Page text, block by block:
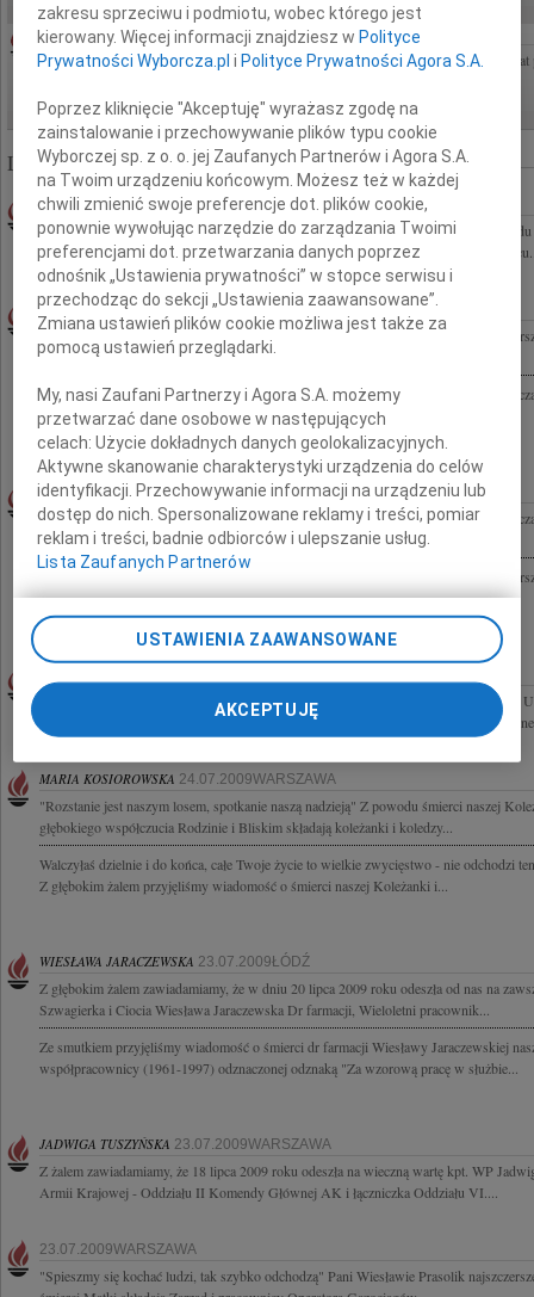
MAŁGORZATA KOŚCIELSKA05.08.2026CAŁA POLSKA
Z ogromny żalem żegnam Profesor Małgorzatę Kościelską Wprowadzała mnie w
Liczba znalezionych nekrologów: 322 864
SŁAWOMIR ZAWADZKI24.07.2009WARSZAWA
Z głębokim żalem żegnamy Sławomira Zawadzkiego członka Rady Nadzorczej
Rada Nadzorcza, Zarząd Pałacu Kultury i Nauki Sp. z o.o., pracownicy Zarządu
ZBIGNIEW CZAJKA24.07.2009WARSZAWA
Z głębokim żalem żegnamy naszego Przyjaciela i wielkiego działacza szachowego
Rodzinie składamy wyrazy głębokiego współczucia Maria, Jan, Bartłomiej Macieja
Z głębokim żalem żegnamy wielkiego działacza szachowego Polski i stolicy, a
Czajkę Rodzinie składamy wyrazy głębokiego współczucia zawodnicy i działacze...
ZBIGNIEW CZAJKA24.07.2009WARSZAWA
Z głębokim żalem żegnamy wielkiego działacza szachowego Polski i stolicy, a
Czajkę Rodzinie składamy wyrazy głębokiego współczucia zawodnicy i działacze...
Z głębokim żalem żegnamy naszego Przyjaciela i wielkiego działacza szachowego
Rodzinie składamy wyrazy głębokiego współczucia Maria, Jan, Bartłomiej Macieja
Z głębokim smutkiem i żalem przyjąłem śmierć Krzysztofa Książka Byłego dyrektora
Warszawie - Wydział Sportu i Turystyki. Znakomitego działacza sportowego i
MARIA KOSIOROWSKA 24.07.2009WARSZAWA
"Rozstanie jest naszym losem, spotkanie naszą nadzieją" Z powodu śmierci naszej
głębokiego współczucia Rodzinie i Bliskim składają koleżanki i koledzy...
Walczyłaś dzielnie i do końca, całe Twoje życie to wielkie zwycięstwo - nie odchodzi
Z głębokim żalem przyjęliśmy wiadomość o śmierci naszej Koleżanki i...
WIESŁAWA JARACZEWSKA 23.07.2009ŁÓDŹ
Z głębokim żalem zawiadamiamy, że w dniu 20 lipca 2009 roku odeszła od nas na
Szwagierka i Ciocia Wiesława Jaraczewska Dr farmacji, Wieloletni pracownik...
Ze smutkiem przyjęliśmy wiadomość o śmierci dr farmacji Wiesławy Jaraczewskiej
współpracownicy (1961-1997) odznaczonej odznaką "Za wzorową pracę w służbie...
JADWIGA TUSZYŃSKA 23.07.2009WARSZAWA
Z żalem zawiadamiamy, że 18 lipca 2009 roku odeszła na wieczną wartę kpt. WP
Armii Krajowej - Oddziału II Komendy Głównej AK i łączniczka Oddziału VI....
23.07.2009WARSZAWA
"Spieszmy się kochać ludzi, tak szybko odchodzą" Pani Wiesławie Prasolik
zakresu sprzeciwu i podmiotu, wobec którego jest
kierowany. Więcej informacji znajdziesz w Polityce
Prywatności Wyborcza.pl i Polityce Prywatności Agora S.A.
Poprzez kliknięcie "Akceptuję" wyrażasz zgodę na
zainstalowanie i przechowywanie plików typu cookie
Wyborczej sp. z o. o. jej Zaufanych Partnerów i Agora S.A.
na Twoim urządzeniu końcowym. Możesz też w każdej
chwili zmienić swoje preferencje dot. plików cookie,
ponownie wywołując narzędzie do zarządzania Twoimi
preferencjami dot. przetwarzania danych poprzez
odnośnik „Ustawienia prywatności” w stopce serwisu i
przechodząc do sekcji „Ustawienia zaawansowane”.
Zmiana ustawień plików cookie możliwa jest także za
pomocą ustawień przeglądarki.
My, nasi Zaufani Partnerzy i Agora S.A. możemy
przetwarzać dane osobowe w następujących
celach:Użycie dokładnych danych geolokalizacyjnych.
Aktywne skanowanie charakterystyki urządzenia do celów
identyfikacji. Przechowywanie informacji na urządzeniu lub
dostęp do nich. Spersonalizowane reklamy i treści, pomiar
reklam i treści, badnie odbiorców i ulepszanie usług.
Lista Zaufanych Partnerów
USTAWIENIA ZAAWANSOWANE
AKCEPTUJĘ